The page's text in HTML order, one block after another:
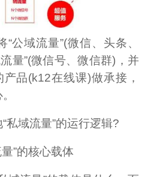
公域流量”(微信、头条、
量”(微信号、微信群)，并
产品(k12在线课)做承接，
私域流量”的运行逻辑?
”的核心载体